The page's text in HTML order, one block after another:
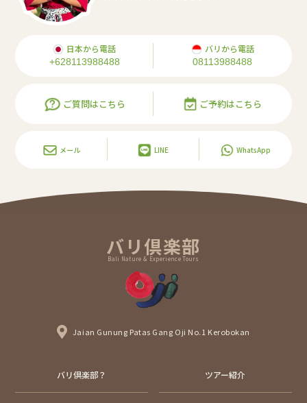
日本から電話
+628113988488
バリから電話
08113988488
ご質問はこちら ご予約はこちら
メール LINE WhatsApp
バリ倶楽部
Bali Nature & Experience Tours
Jaian Gunung Patas Gang Oji No.1 Kerobokan
バリ倶楽部？ ツアー紹介